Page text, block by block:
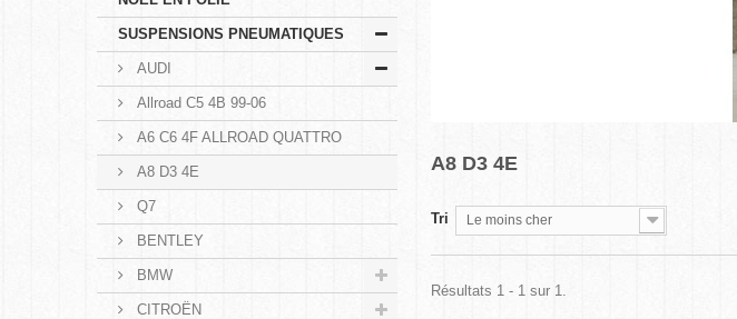
SUSPENSIONS PNEUMATIQUES
AUDI
Allroad C5 4B 99-06
A6 C6 4F ALLROAD QUATTRO
A8 D3 4E
Q7
BENTLEY
BMW
CITROËN
A8 D3 4E
Tri Le moins cher
Résultats 1 - 1 sur 1.